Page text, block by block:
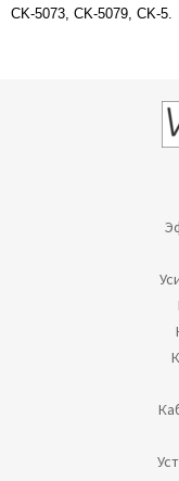
CK-5073, CK-5079, CK-5.